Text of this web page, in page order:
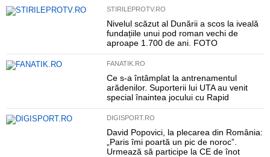
STIRILEPROTV.RO
Nivelul scăzut al Dunării a scos la iveală
fundațiile unui pod roman vechi de
aproape 1.700 de ani. FOTO
FANATIK.RO
Ce s-a întâmplat la antrenamentul
arădenilor. Suporterii lui UTA au venit
special înaintea jocului cu Rapid
DIGISPORT.RO
David Popovici, la plecarea din România:
„Paris îmi poartă un pic de noroc”.
Urmează să participe la CE de înot